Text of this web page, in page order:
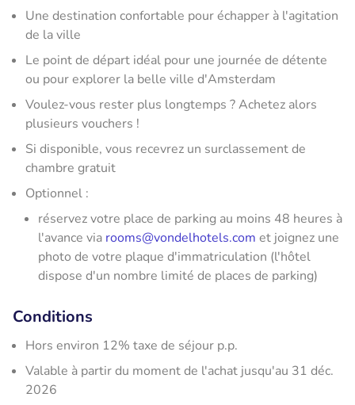
Une destination confortable pour échapper à l'agitation
de la ville
Le point de départ idéal pour une journée de détente
ou pour explorer la belle ville d'Amsterdam
Voulez-vous rester plus longtemps ? Achetez alors
plusieurs vouchers !
Si disponible, vous recevrez un surclassement de
chambre gratuit
Optionnel :
réservez votre place de parking au moins 48 heures à
l'avance via rooms@vondelhotels.com et joignez une
photo de votre plaque d'immatriculation (l'hôtel
dispose d'un nombre limité de places de parking)
Conditions
Hors environ 12% taxe de séjour p.p.
Valable à partir du moment de l'achat jusqu'au 31 déc.
2026